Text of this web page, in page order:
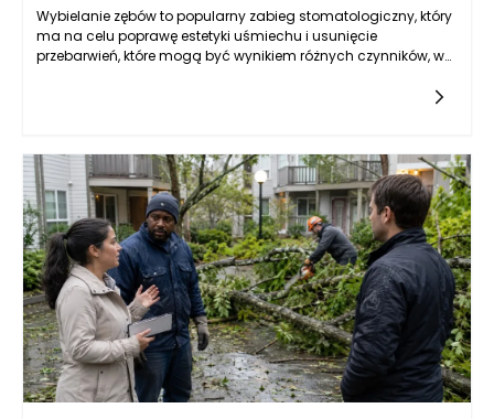
Wybielanie zębów to popularny zabieg stomatologiczny, który
ma na celu poprawę estetyki uśmiechu i usunięcie
przebarwień, które mogą być wynikiem różnych czynników, w
przeprowadzonym zabiegu wiele osób zadaje sobie pytanie,
stopniu afirmatywna – odpowiednie nawyki żywieniowe
mogą rzeczywiście przedłużyć efekty wybielania zębów, a
także poprawić ogólny stan zdrowia jamy ustnej.